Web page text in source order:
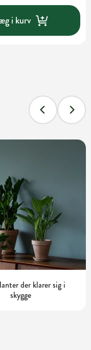
i kurv
der klarer sig i
skygge